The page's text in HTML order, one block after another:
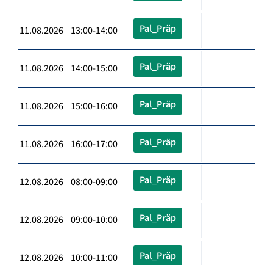
11.08.2026 13:00-14:00 Pal_Präp
11.08.2026 14:00-15:00 Pal_Präp
11.08.2026 15:00-16:00 Pal_Präp
11.08.2026 16:00-17:00 Pal_Präp
12.08.2026 08:00-09:00 Pal_Präp
12.08.2026 09:00-10:00 Pal_Präp
12.08.2026 10:00-11:00 Pal_Präp